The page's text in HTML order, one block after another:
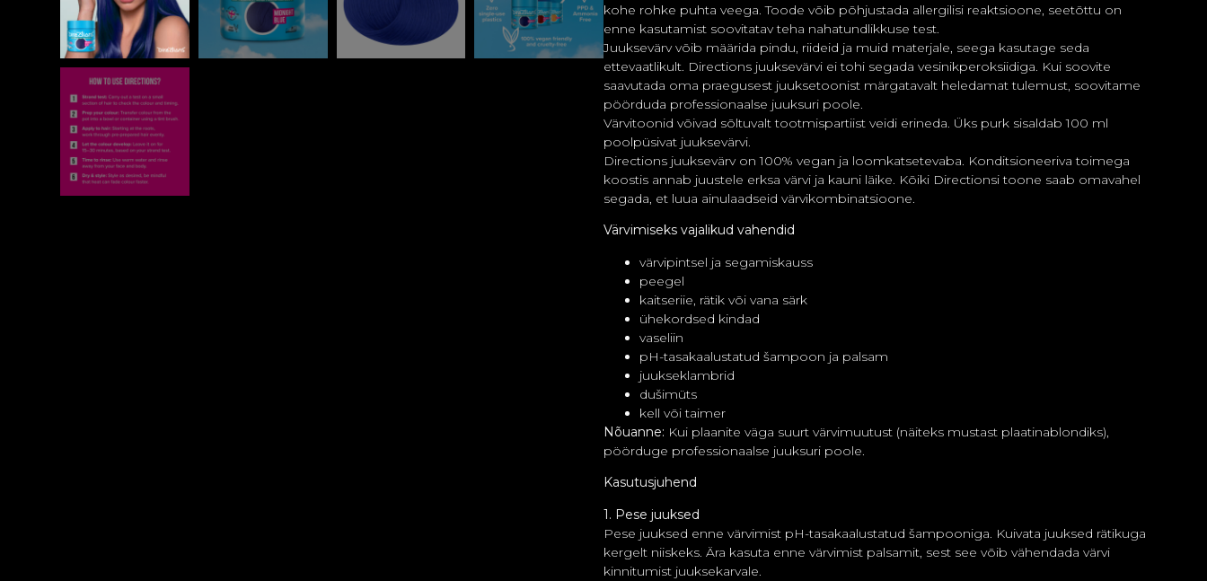
kohe rohke puhta veega. Toode võib põhjustada allergilisi reaktsioone, seetõttu on
enne kasutamist soovitatav teha nahatundlikkuse test.
Juuksevärv võib määrida pindu, riideid ja muid materjale, seega kasutage seda
ettevaatlikult. Directions juuksevärvi ei tohi segada vesinikperoksiidiga. Kui soovite
saavutada oma praegusest juuksetoonist märgatavalt heledamat tulemust, soovitame
pöörduda professionaalse juuksuri poole.
Värvitoonid võivad sõltuvalt tootmispartiist veidi erineda. Üks purk sisaldab 100 ml
poolpüsivat juuksevärvi.
Directions juuksevärv on 100% vegan ja loomkatsetevaba. Konditsioneeriva toimega
koostis annab juustele erksa värvi ja kauni läike. Kõiki Directionsi toone saab omavahel
segada, et luua ainulaadseid värvikombinatsioone.
Värvimiseks vajalikud vahendid
värvipintsel ja segamiskauss
peegel
kaitseriie, rätik või vana särk
ühekordsed kindad
vaseliin
pH-tasakaalustatud šampoon ja palsam
juukseklambrid
dušimüts
kell või taimer
Nõuanne: Kui plaanite väga suurt värvimuutust (näiteks mustast plaatinablondiks),
pöörduge professionaalse juuksuri poole.
Kasutusjuhend
1. Pese juuksed
Pese juuksed enne värvimist pH-tasakaalustatud šampooniga. Kuivata juuksed rätikuga
kergelt niiskeks. Ära kasuta enne värvimist palsamit, sest see võib vähendada värvi
kinnitumist juuksekarvale.